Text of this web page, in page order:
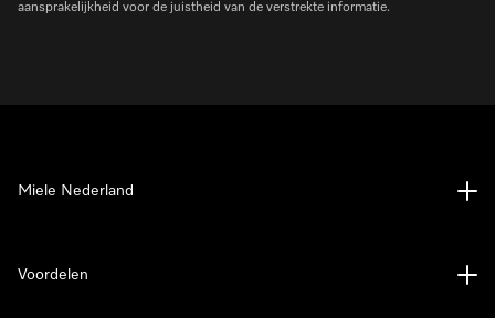
aansprakelijkheid voor de juistheid van de verstrekte informatie.
Miele Nederland
Voordelen